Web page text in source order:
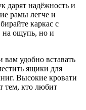
дарят надёжность и
рамы легче и
каркас с
на ощупь, но и
удобно вставать
ящики для
Высокие кровати
тем, кто любит